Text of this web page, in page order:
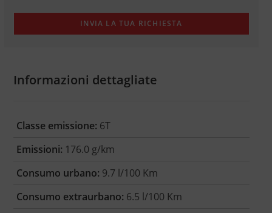
Informazioni dettagliate
Classe emissione: 6T
Emissioni: 176.0 g/km
Consumo urbano: 9.7 l/100 Km
Consumo extraurbano: 6.5 l/100 Km